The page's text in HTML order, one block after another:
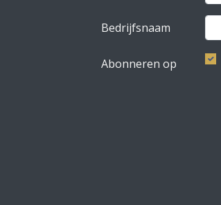
Bedrijfsnaam
Abonneren op